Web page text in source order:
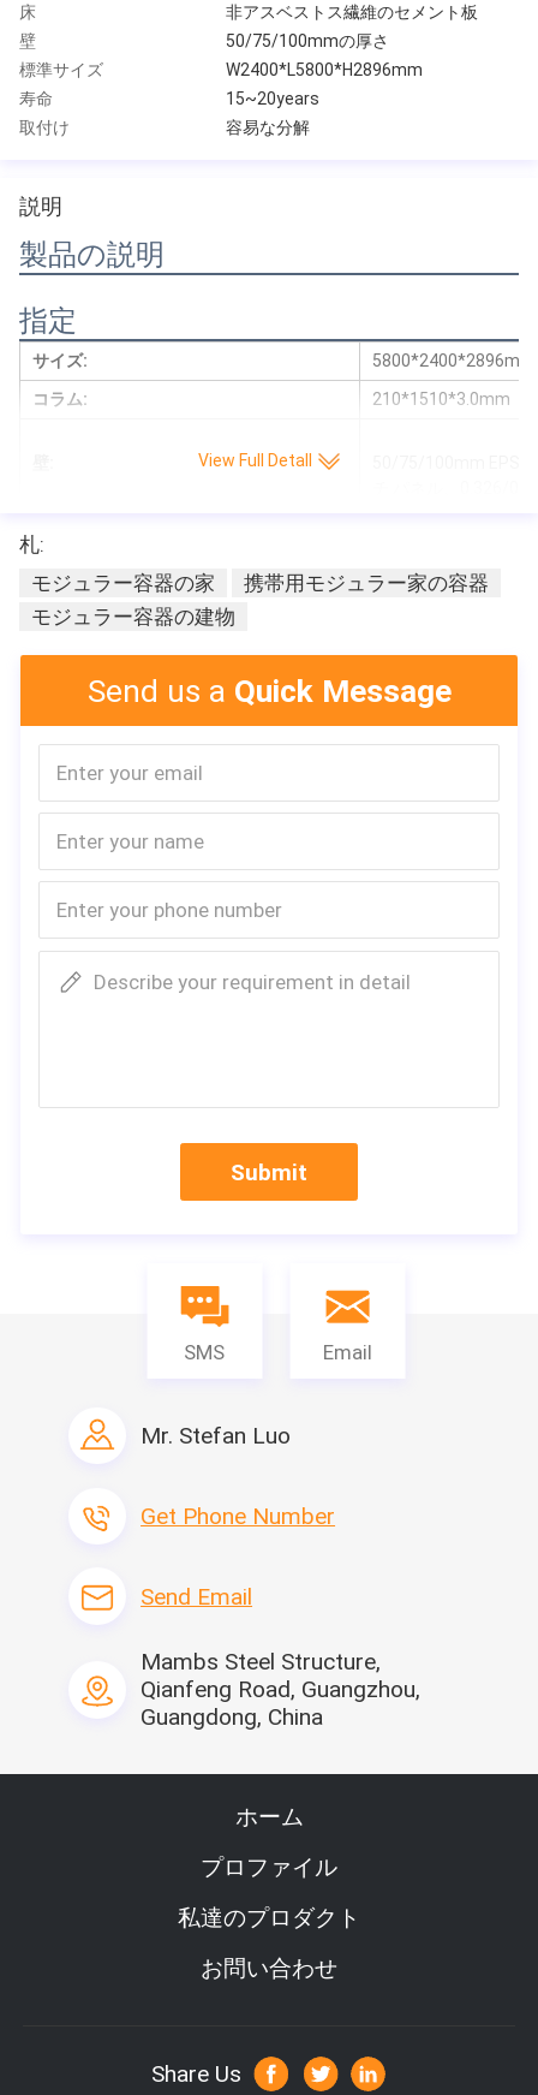
床
非アスベストス繊維のセメント板
壁
50/75/100mmの厚さ
標準サイズ
W2400*L5800*H2896mm
寿命
15~20years
取付け
容易な分解
説明
製品の説明
指定
サイズ:
5800*2400*2896mm
コラム:
210*1510*3.0mm
窓:
ドア:
0.426mmの鋼鉄ドア
床:
時間を取付けなさい:
4労働者3時間
地震の抵抗:
等級8
屋根ふきの雪の積載量:
会社Profie
レタン サンドイッチ パネル、岩綿サンドイッチ パネルおよびPU
の泡、等。私達に全作成ラインが含んでいてサンドイッチ パネ
生産ライン容量
容器の家
6000セット/月
鉄骨構造の研修会お
軽い鋼鉄別荘 5000平方メートル/月
Q:工場または商事会社であるか。
:広州Moneyboxの鉄骨構造工学Co.、株式会社はPanyu地区、広
州、広東省にある工場である。
:私達はインストール手順を提供し、助けるためにそれが必要な
査証料金、航空券、調節、賃金はバイヤーによって提供される。
:それは量および色に従って2-30日以内に、完全に通常ある。
厳密な試験手順は配達の前に、100%の質であり。
View Full Detall
札:
モジュラー容器の家
携帯用モジュラー家の容器
モジュラー容器の建物
Send us a Quick Message
Describe your requirement in detail
Submit
SMS Email
Mr. Stefan Luo
Get Phone Number
Send Email
Mambs Steel Structure,
Qianfeng Road, Guangzhou,
Guangdong, China
ホーム
プロファイル
私達のプロダクト
お問い合わせ
Share Us